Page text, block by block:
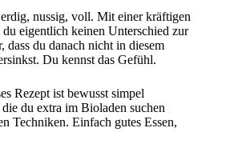
nussig, voll. Mit einer kräftigen
eigentlich keinen Unterschied zur
dass du danach nicht in diesem
Du kennst das Gefühl.
Rezept ist bewusst simpel
du extra im Bioladen suchen
Techniken. Einfach gutes Essen,